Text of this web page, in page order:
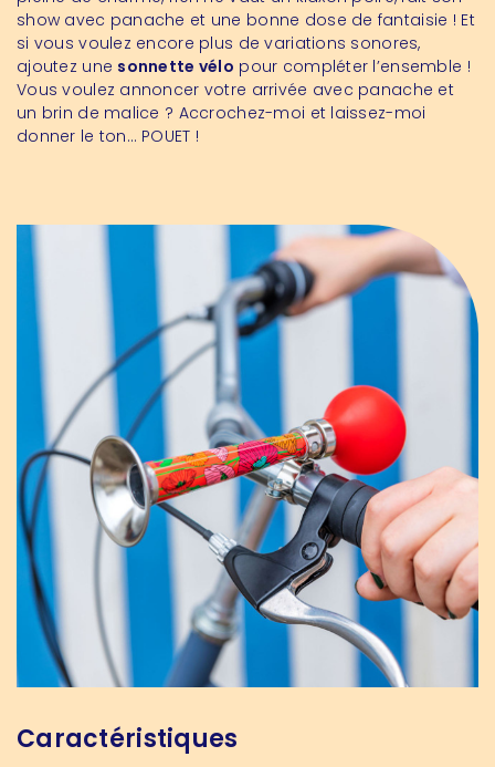
show avec panache et une bonne dose de fantaisie ! Et
si vous voulez encore plus de variations sonores,
ajoutez une sonnette vélo pour compléter l’ensemble !
Vous voulez annoncer votre arrivée avec panache et
un brin de malice ? Accrochez-moi et laissez-moi
donner le ton… POUET !
Caractéristiques